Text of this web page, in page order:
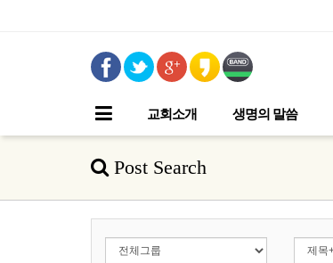
교회소개 생명의 말씀
Post Search